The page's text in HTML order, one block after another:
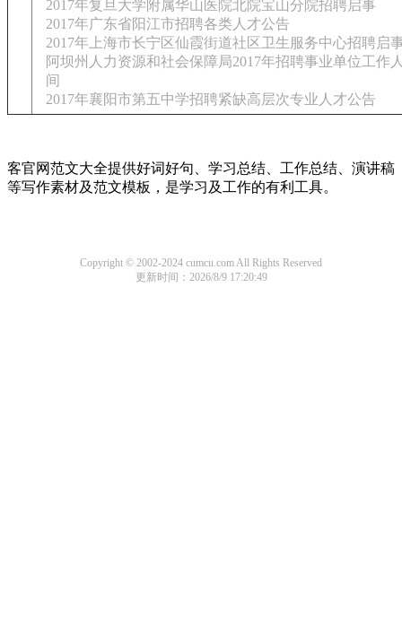
2017年复旦大学附属华山医院北院宝山分院招聘启事
2017年广东省阳江市招聘各类人才公告
2017年上海市长宁区仙霞街道社区卫生服务中心招聘启
阿坝州人力资源和社会保障局2017年招聘事业单位工作
间
2017年襄阳市第五中学招聘紧缺高层次专业人才公告
客官网范文大全提供好词好句、学习总结、工作总结、演讲稿
等写作素材及范文模板，是学习及工作的有利工具。
Copyright © 2002-2024 cumcu.com All Rights Reserved
更新时间：2026/8/9 17:20:49